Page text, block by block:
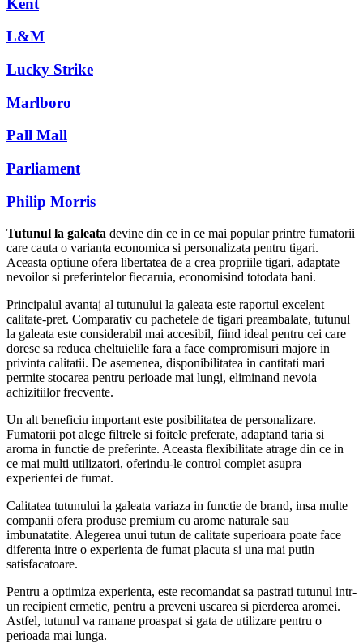
L&M
Lucky Strike
Marlboro
Pall Mall
Parliament
Philip Morris
Tutunul la galeata devine din ce in ce mai popular printre fumatorii
care cauta o varianta economica si personalizata pentru tigari.
Aceasta optiune ofera libertatea de a crea propriile tigari, adaptate
nevoilor si preferintelor fiecaruia, economisind totodata bani.
Principalul avantaj al tutunului la galeata este raportul excelent
calitate-pret. Comparativ cu pachetele de tigari preambalate, tutunul
la galeata este considerabil mai accesibil, fiind ideal pentru cei care
doresc sa reduca cheltuielile fara a face compromisuri majore in
privinta calitatii. De asemenea, disponibilitatea in cantitati mari
permite stocarea pentru perioade mai lungi, eliminand nevoia
achizitiilor frecvente.
Un alt beneficiu important este posibilitatea de personalizare.
Fumatorii pot alege filtrele si foitele preferate, adaptand taria si
aroma in functie de preferinte. Aceasta flexibilitate atrage din ce in
ce mai multi utilizatori, oferindu-le control complet asupra
experientei de fumat.
Calitatea tutunului la galeata variaza in functie de brand, insa multe
companii ofera produse premium cu arome naturale sau
imbunatatite. Alegerea unui tutun de calitate superioara poate face
diferenta intre o experienta de fumat placuta si una mai putin
satisfacatoare.
Pentru a optimiza experienta, este recomandat sa pastrati tutunul intr-
un recipient ermetic, pentru a preveni uscarea si pierderea aromei.
Astfel, tutunul va ramane proaspat si gata de utilizare pentru o
perioada mai lunga.